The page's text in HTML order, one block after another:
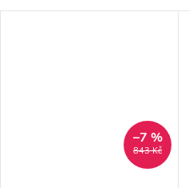
843 Kč
–7 %